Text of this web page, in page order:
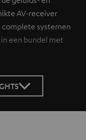
AV-receiver
complete systemen
een bundel met